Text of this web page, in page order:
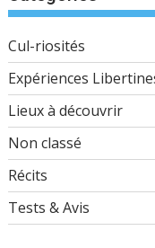
Cul-riosités
Expériences
Lieux à découvrir
Non classé
Récits
Tests & Avis